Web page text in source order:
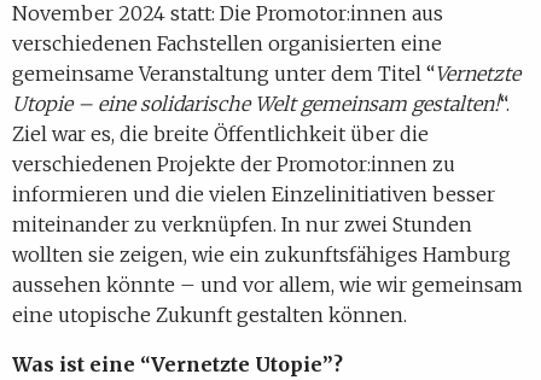
November 2024 statt: Die Promotor:innen aus
verschiedenen Fachstellen organisierten eine
gemeinsame Veranstaltung unter dem Titel “Vernetzte
Utopie – eine solidarische Welt gemeinsam gestalten!“.
Ziel war es, die breite Öffentlichkeit über die
verschiedenen Projekte der Promotor:innen zu
informieren und die vielen Einzelinitiativen besser
miteinander zu verknüpfen. In nur zwei Stunden
wollten sie zeigen, wie ein zukunftsfähiges Hamburg
aussehen könnte – und vor allem, wie wir gemeinsam
eine utopische Zukunft gestalten können.
Was ist eine “Vernetzte Utopie”?